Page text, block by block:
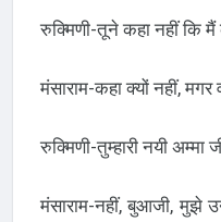
रुक्मिणी-तूने कहा नहीं कि मैं
मंसाराम-कहा क्यों नहीं,
रुक्मिणी-तुम्हारी नयी अम्मा
मंसाराम-नहीं, बुआजी, मुझे